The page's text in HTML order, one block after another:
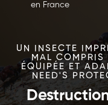
en France
UN INSECTE
MAL COMPRIS
ÉQUIPÉE ET
NEED'S